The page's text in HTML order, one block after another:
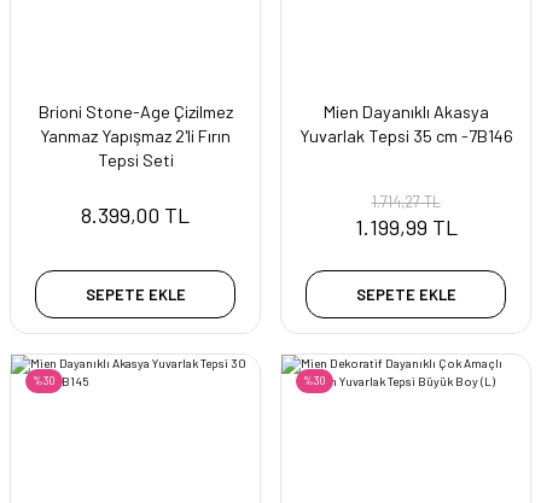
Brioni Stone-Age Çizilmez
Yanmaz Yapışmaz 2'li Fırın
Tepsi Seti
8.399,00 TL
SEPETE EKLE
Mien Dayanıklı Akasya
Yuvarlak Tepsi 35 cm -7B146
1.714,27 TL
1.199,99 TL
SEPETE EKLE
%30 %30